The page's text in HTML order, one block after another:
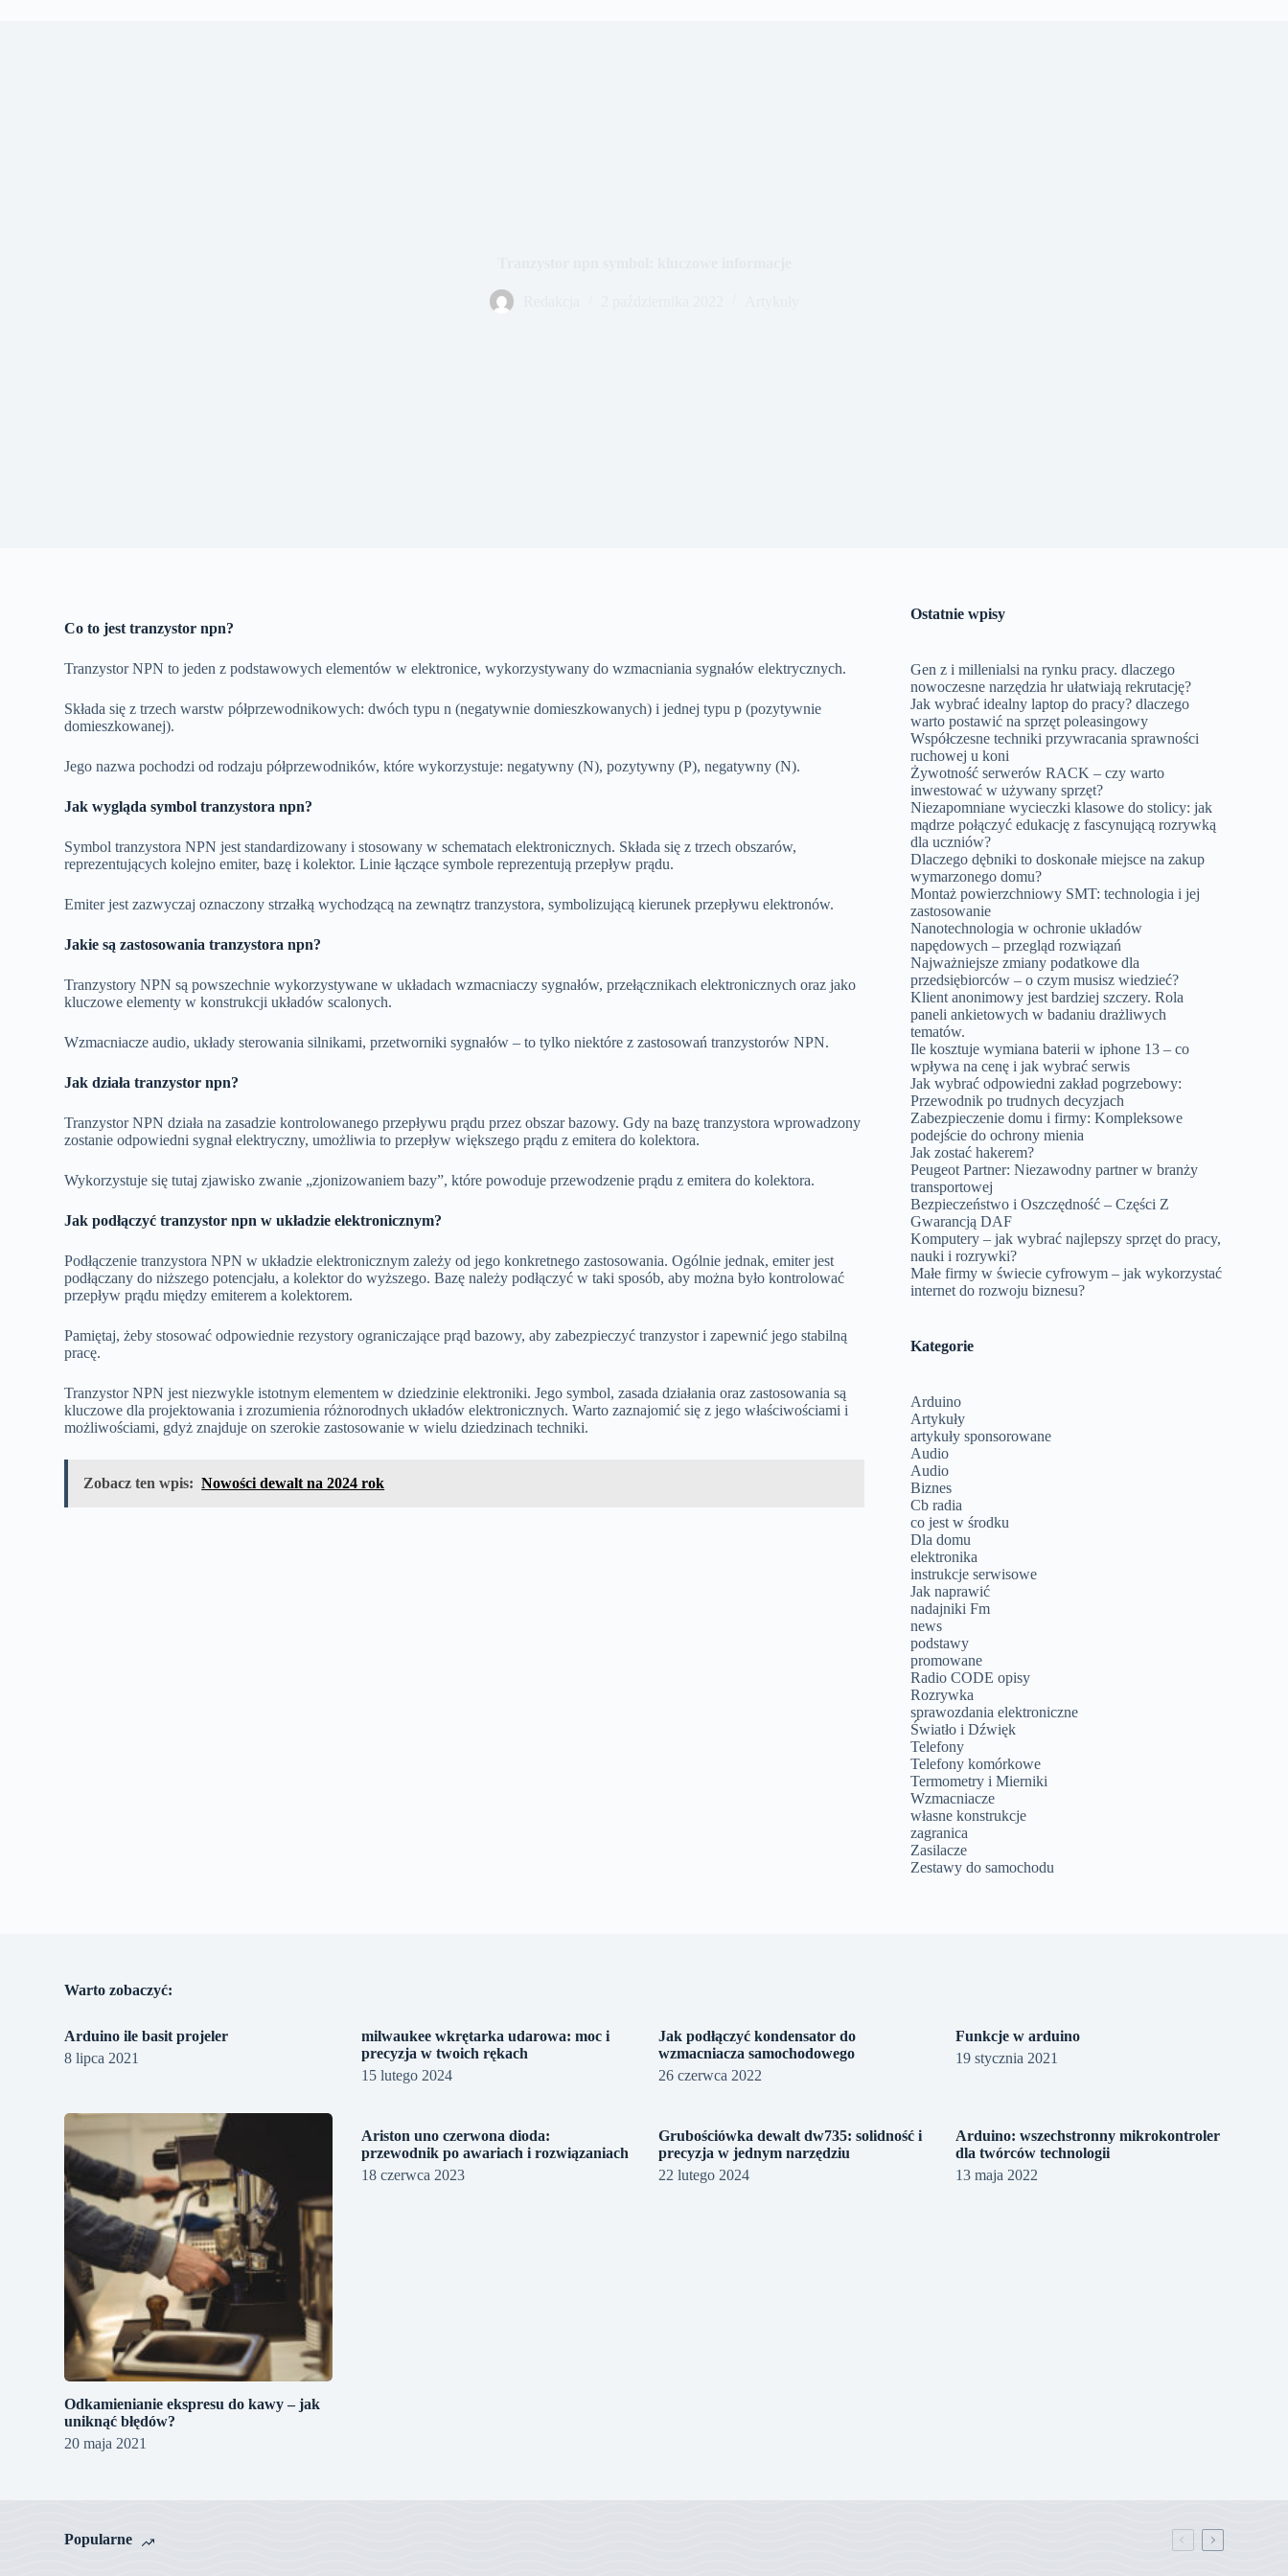
Co to jest tranzystor npn?
Tranzystor NPN to jeden z podstawowych elementów w elektronice, wykorzystywany do wzmacniania sygnałów elektrycznych.
Składa się z trzech warstw półprzewodnikowych: dwóch typu n (negatywnie domieszkowanych) i jednej typu p (pozytywnie
domieszkowanej).
Jego nazwa pochodzi od rodzaju półprzewodników, które wykorzystuje: negatywny (N), pozytywny (P), negatywny (N).
Jak wygląda symbol tranzystora npn?
Symbol tranzystora NPN jest standardizowany i stosowany w schematach elektronicznych. Składa się z trzech obszarów,
reprezentujących kolejno emiter, bazę i kolektor. Linie łączące symbole reprezentują przepływ prądu.
Emiter jest zazwyczaj oznaczony strzałką wychodzącą na zewnątrz tranzystora, symbolizującą kierunek przepływu elektronów.
Jakie są zastosowania tranzystora npn?
Tranzystory NPN są powszechnie wykorzystywane w układach wzmacniaczy sygnałów, przełącznikach elektronicznych oraz jako
kluczowe elementy w konstrukcji układów scalonych.
Wzmacniacze audio, układy sterowania silnikami, przetworniki sygnałów – to tylko niektóre z zastosowań tranzystorów NPN.
Jak działa tranzystor npn?
Tranzystor NPN działa na zasadzie kontrolowanego przepływu prądu przez obszar bazowy. Gdy na bazę tranzystora wprowadzony
zostanie odpowiedni sygnał elektryczny, umożliwia to przepływ większego prądu z emitera do kolektora.
Wykorzystuje się tutaj zjawisko zwanie „zjonizowaniem bazy”, które powoduje przewodzenie prądu z emitera do kolektora.
Jak podłączyć tranzystor npn w układzie elektronicznym?
Podłączenie tranzystora NPN w układzie elektronicznym zależy od jego konkretnego zastosowania. Ogólnie jednak, emiter jest
podłączany do niższego potencjału, a kolektor do wyższego. Bazę należy podłączyć w taki sposób, aby można było kontrolować
przepływ prądu między emiterem a kolektorem.
Pamiętaj, żeby stosować odpowiednie rezystory ograniczające prąd bazowy, aby zabezpieczyć tranzystor i zapewnić jego stabilną
pracę.
Tranzystor NPN jest niezwykle istotnym elementem w dziedzinie elektroniki. Jego symbol, zasada działania oraz zastosowania są
kluczowe dla projektowania i zrozumienia różnorodnych układów elektronicznych. Warto zaznajomić się z jego właściwościami i
możliwościami, gdyż znajduje on szerokie zastosowanie w wielu dziedzinach techniki.
Zobacz ten wpis: Nowości dewalt na 2024 rok
Ostatnie wpisy
Gen z i millenialsi na rynku pracy. dlaczego
nowoczesne narzędzia hr ułatwiają rekrutację?
Jak wybrać idealny laptop do pracy? dlaczego
warto postawić na sprzęt poleasingowy
Współczesne techniki przywracania sprawności
ruchowej u koni
Żywotność serwerów RACK – czy warto
inwestować w używany sprzęt?
Niezapomniane wycieczki klasowe do stolicy: jak
mądrze połączyć edukację z fascynującą rozrywką
dla uczniów?
Dlaczego dębniki to doskonałe miejsce na zakup
wymarzonego domu?
Montaż powierzchniowy SMT: technologia i jej
zastosowanie
Nanotechnologia w ochronie układów
napędowych – przegląd rozwiązań
Najważniejsze zmiany podatkowe dla
przedsiębiorców – o czym musisz wiedzieć?
Klient anonimowy jest bardziej szczery. Rola
paneli ankietowych w badaniu drażliwych
tematów.
Ile kosztuje wymiana baterii w iphone 13 – co
wpływa na cenę i jak wybrać serwis
Jak wybrać odpowiedni zakład pogrzebowy:
Przewodnik po trudnych decyzjach
Zabezpieczenie domu i firmy: Kompleksowe
podejście do ochrony mienia
Jak zostać hakerem?
Peugeot Partner: Niezawodny partner w branży
transportowej
Bezpieczeństwo i Oszczędność – Części Z
Gwarancją DAF
Komputery – jak wybrać najlepszy sprzęt do pracy,
nauki i rozrywki?
Małe firmy w świecie cyfrowym – jak wykorzystać
internet do rozwoju biznesu?
Kategorie
Arduino
Artykuły
artykuły sponsorowane
Audio
Audio
Biznes
Cb radia
co jest w środku
Dla domu
elektronika
instrukcje serwisowe
Jak naprawić
nadajniki Fm
news
podstawy
promowane
Radio CODE opisy
Rozrywka
sprawozdania elektroniczne
Światło i Dźwięk
Telefony
Telefony komórkowe
Termometry i Mierniki
Wzmacniacze
własne konstrukcje
zagranica
Zasilacze
Zestawy do samochodu
Warto zobaczyć:
Arduino ile basit projeler
8 lipca 2021
milwaukee wkrętarka udarowa: moc i
precyzja w twoich rękach
15 lutego 2024
Jak podłączyć kondensator do
wzmacniacza samochodowego
26 czerwca 2022
Funkcje w arduino
19 stycznia 2021
Odkamienianie ekspresu do kawy – jak
uniknąć błędów?
20 maja 2021
Ariston uno czerwona dioda:
przewodnik po awariach i rozwiązaniach
18 czerwca 2023
Grubościówka dewalt dw735: solidność i
precyzja w jednym narzędziu
22 lutego 2024
Arduino: wszechstronny mikrokontroler
dla twórców technologii
13 maja 2022
Popularne